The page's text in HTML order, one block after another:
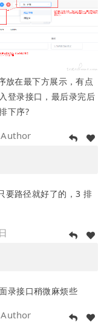
放在最下方展示，有点
登录接口，最后录完后
下序?
Author
要路径就好了的，3 排
录接口稍微麻烦些
Author